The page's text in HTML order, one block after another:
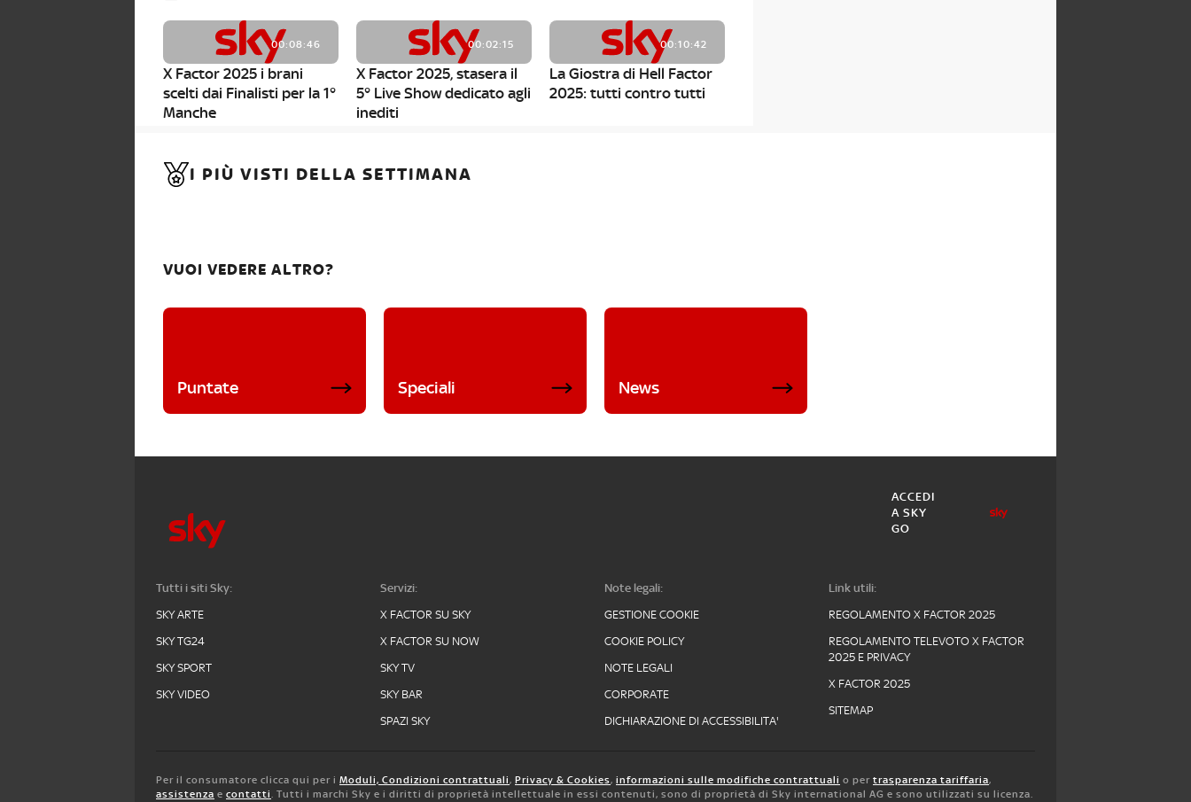
00:08:46
X Factor 2025 i brani
scelti dai Finalisti per la 1°
Manche
00:02:15
X Factor 2025, stasera il
5° Live Show dedicato agli
inediti
00:10:42
La Giostra di Hell Factor
2025: tutti contro tutti
I PIÙ VISTI DELLA SETTIMANA
VUOI VEDERE ALTRO?
Puntate Speciali News
ACCEDI
A SKY
GO
Tutti i siti Sky:
SKY ARTE
SKY TG24
SKY SPORT
SKY VIDEO
Servizi:
X FACTOR SU SKY
X FACTOR SU NOW
SKY TV
SKY BAR
SPAZI SKY
Note legali:
GESTIONE COOKIE
COOKIE POLICY
NOTE LEGALI
CORPORATE
DICHIARAZIONE DI ACCESSIBILITA'
Link utili:
REGOLAMENTO X FACTOR 2025
REGOLAMENTO TELEVOTO X FACTOR
2025 E PRIVACY
X FACTOR 2025
SITEMAP
Per il consumatore clicca qui per i Moduli, Condizioni contrattuali, Privacy & Cookies, informazioni sulle modifiche contrattuali o per trasparenza tariffaria,
assistenza e contatti. Tutti i marchi Sky e i diritti di proprietà intellettuale in essi contenuti, sono di proprietà di Sky international AG e sono utilizzati su licenza.